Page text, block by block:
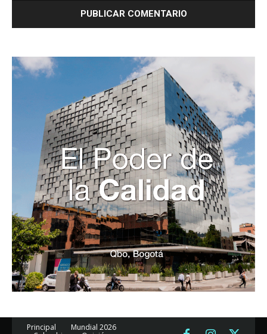
Principal
Mundial 2026